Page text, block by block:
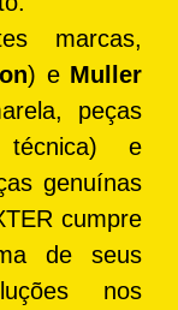
marcas,
) e Muller
peças
técnica) e
genuínas
cumpre
de seus
nos